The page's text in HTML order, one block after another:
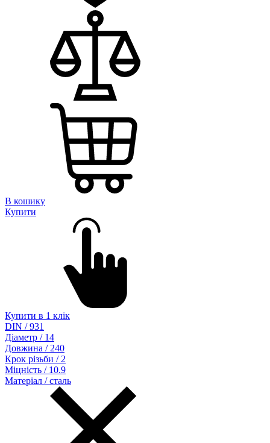
В кошику
Купити
Купити в 1 клік
DIN / 931
Діаметр / 14
Довжина / 240
Крок різьби / 2
Міцність / 10.9
Матеріал / сталь